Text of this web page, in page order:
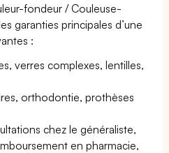
fondeur / Couleuse-
garanties principales d’une
:
verres complexes, lentilles,
orthodontie, prothèses
chez le généraliste,
en pharmacie,